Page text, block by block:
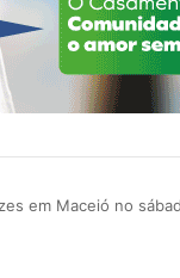
em Maceió no